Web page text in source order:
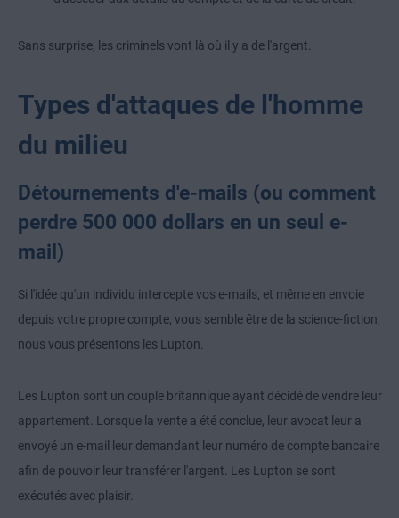
Sans surprise, les criminels vont là où il y a de l'argent.
Types d'attaques de l'homme
du milieu
Détournements d'e-mails (ou comment
perdre 500 000 dollars en un seul e-
mail)
Si l'idée qu'un individu intercepte vos e-mails, et même en envoie
depuis votre propre compte, vous semble être de la science-fiction,
nous vous présentons les Lupton.
Les Lupton sont un couple britannique ayant décidé de vendre leur
appartement. Lorsque la vente a été conclue, leur avocat leur a
envoyé un e-mail leur demandant leur numéro de compte bancaire
afin de pouvoir leur transférer l'argent. Les Lupton se sont
exécutés avec plaisir.